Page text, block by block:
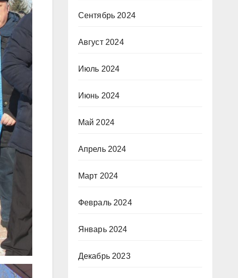
Сентябрь 2024
Август 2024
Июль 2024
Июнь 2024
Май 2024
Апрель 2024
Март 2024
Февраль 2024
Январь 2024
Декабрь 2023